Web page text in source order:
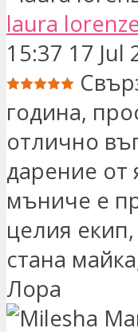
laura
15:37 17 Jul
година,
отлично
дарение от
мъниче е
целия
стана
Лора